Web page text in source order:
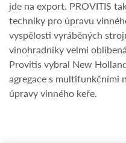
jde na export. PROVITIS
techniky pro úpravu
vyspělosti vyráběných
vinohradníky velmi
Provitis vybral New
agregace s multifunkčními
úpravy vinného keře.